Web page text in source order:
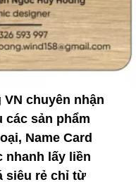
chuyên nhận
các sản phẩm
Name Card
nhanh lấy liền
siêu rẻ chỉ từ